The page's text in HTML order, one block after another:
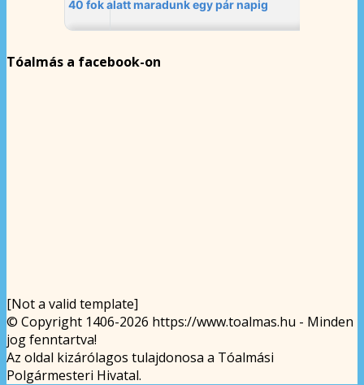
Tóalmás a facebook-on
[Not a valid template]
© Copyright 1406-2026 https://www.toalmas.hu - Minden
jog fenntartva!
Az oldal kizárólagos tulajdonosa a Tóalmási
Polgármesteri Hivatal.